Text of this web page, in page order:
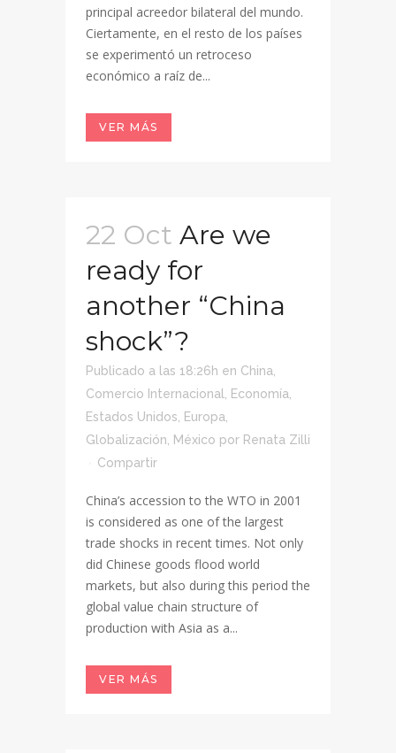
principal acreedor bilateral del mundo.
Ciertamente, en el resto de los países
se experimentó un retroceso
económico a raíz de...
VER MÁS
22 Oct Are we
ready for
another “China
shock”?
Publicado a las 18:26h en China
Comercio Internacional
Economía
Estados Unidos
Europa
Globalización
México por Renata Zilli
Compartir
China’s accession to the WTO in 2001
is considered as one of the largest
trade shocks in recent times. Not only
did Chinese goods flood world
markets, but also during this period the
global value chain structure of
production with Asia as a...
VER MÁS